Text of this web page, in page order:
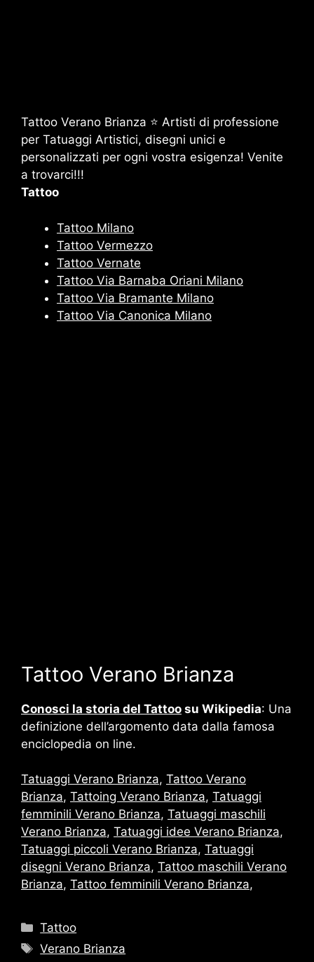
Tattoo Verano Brianza ⭐ Artisti di professione
per Tatuaggi Artistici, disegni unici e
personalizzati per ogni vostra esigenza! Venite
a trovarci!!!
Tattoo
Tattoo Milano
Tattoo Vermezzo
Tattoo Vernate
Tattoo Via Barnaba Oriani Milano
Tattoo Via Bramante Milano
Tattoo Via Canonica Milano
Tattoo Verano Brianza
Conosci la storia del Tattoo su Wikipedia: Una
definizione dell’argomento data dalla famosa
enciclopedia on line.
Tatuaggi Verano Brianza, Tattoo Verano
Brianza, Tattoing Verano Brianza, Tatuaggi
femminili Verano Brianza, Tatuaggi maschili
Verano Brianza, Tatuaggi idee Verano Brianza,
Tatuaggi piccoli Verano Brianza, Tatuaggi
disegni Verano Brianza, Tattoo maschili Verano
Brianza, Tattoo femminili Verano Brianza,
Categorie
Tattoo
Tag
Verano Brianza